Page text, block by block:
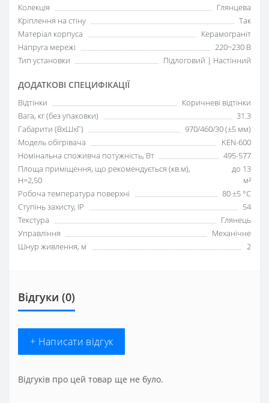
Колекція
Глянцева
Кріплення на стіну
Так
Матеріал корпуса
Керамограніт
Напруга мережі
220~230 В
Тип установки
Підлоговий | Настінний
ДОДАТКОВІ СПЕЦИФІКАЦІЇ
Відтінки
Коричневі відтінки
Вага, кг (без упаковки)
31.3
Габарити (ВхШхГ)
970/460/30 (±5 мм)
Модель обігрівача
KEN-600
Номінальна споживча потужність, Вт
495-577
Площа приміщення, що рекомендується (кв.м),
H=2,50
до 13
м²
Робоча температура поверхні
80 ±5 °С
Ступінь захисту, IP
54
Текстура
Глянець
Управління
Механічне
Шнур живлення, м
2
Відгуки (0)
+ Написати відгук
Відгуків про цей товар ще не було.